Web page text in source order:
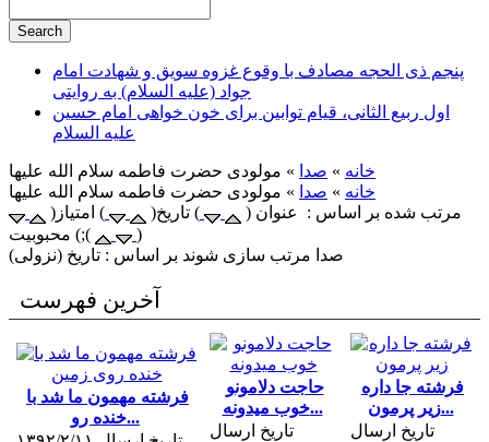
پنجم ذی الحجه مصادف با وقوع غزوه سویق و شهادت امام
جواد (علیه السلام) به روایتی
اول ربیع الثانی، قیام توابین برای خون خواهی امام حسین
علیه السلام
خانه » صدا » مولودی حضرت فاطمه سلام الله علیها
خانه » صدا » مولودی حضرت فاطمه سلام الله علیها
مرتب شده بر اساس : عنوان (
) تاریخ(
) امتیاز(
) محبوبیت;(
)
صدا مرتب سازی شوند بر اساس : تاریخ (نزولی)
آخرین فهرست
فرشته مهمون ما شد با
خنده رو...
حاجت دلامونو
خوب میدونه...
تاریخ ارسال
فرشته جا داره
زیر پرمون...
تاریخ ارسال